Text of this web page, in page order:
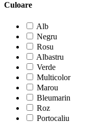
Culoare
Alb
Negru
Rosu
Albastru
Verde
Multicolor
Marou
Bleumarin
Roz
Portocaliu